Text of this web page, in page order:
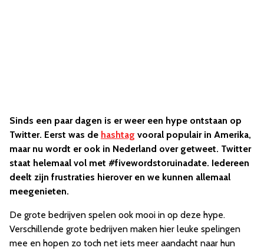
Sinds een paar dagen is er weer een hype ontstaan op
Twitter. Eerst was de hashtag vooral populair in Amerika,
maar nu wordt er ook in Nederland over getweet. Twitter
staat helemaal vol met #fivewordstoruinadate. Iedereen
deelt zijn frustraties hierover en we kunnen allemaal
meegenieten.
De grote bedrijven spelen ook mooi in op deze hype.
Verschillende grote bedrijven maken hier leuke spelingen
mee en hopen zo toch net iets meer aandacht naar hun